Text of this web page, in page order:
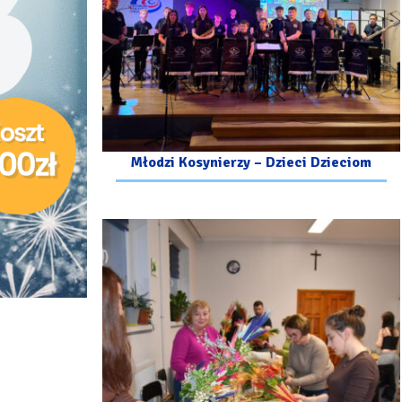
Młodzi Kosynierzy – Dzieci Dzieciom